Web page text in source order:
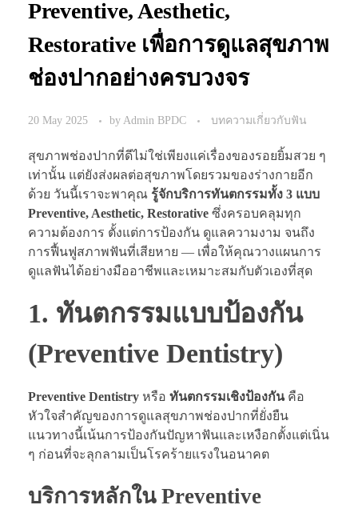
Preventive, Aesthetic,
Restorative เพื่อการดูแลสุขภาพ
ช่องปากอย่างครบวงจร
20 May 2025 by Admin BPDC บทความเกี่ยวกับฟัน
สุขภาพช่องปากที่ดีไม่ใช่เพียงแค่เรื่องของรอยยิ้มสวย ๆ
เท่านั้น แต่ยังส่งผลต่อสุขภาพโดยรวมของร่างกายอีก
ด้วย วันนี้เราจะพาคุณ รู้จักบริการทันตกรรมทั้ง 3 แบบ
Preventive, Aesthetic, Restorative ซึ่งครอบคลุมทุก
ความต้องการ ตั้งแต่การป้องกัน ดูแลความงาม จนถึง
การฟื้นฟูสภาพฟันที่เสียหาย — เพื่อให้คุณวางแผนการ
ดูแลฟันได้อย่างมืออาชีพและเหมาะสมกับตัวเองที่สุด
1. ทันตกรรมแบบป้องกัน
(Preventive Dentistry)
Preventive Dentistry หรือ ทันตกรรมเชิงป้องกันคือ
หัวใจสำคัญของการดูแลสุขภาพช่องปากที่ยั่งยืน
แนวทางนี้เน้นการป้องกันปัญหาฟันและเหงือกตั้งแต่เนิ่น
ๆ ก่อนที่จะลุกลามเป็นโรคร้ายแรงในอนาคต
บริการหลักใน Preventive